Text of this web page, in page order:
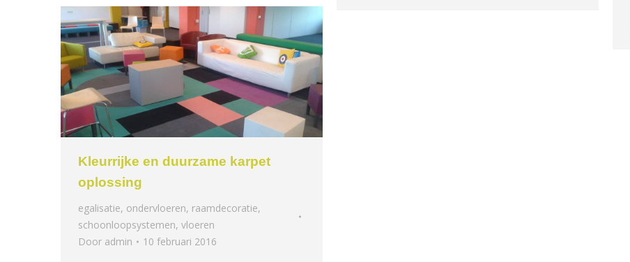
Kleurrijke en duurzame karpet
oplossing
egalisatie, ondervloeren, raamdecoratie,
schoonloopsystemen, vloeren
Door admin 10 februari 2016